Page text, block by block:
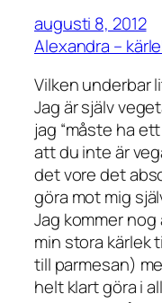
augusti 8, 2012
Alexandra –
Vilken underbar
Jag är själv
jag “måste ha
att du inte är
det vore det
göra mot mig
Jag kommer
min stora kärlek
till parmesan)
helt klart göra i